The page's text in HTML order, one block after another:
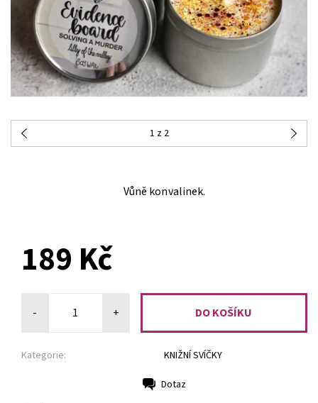
1 z 2
Vůně konvalinek.
189 Kč
- +
Kategorie: KNIŽNÍ SVÍČKY
Dotaz